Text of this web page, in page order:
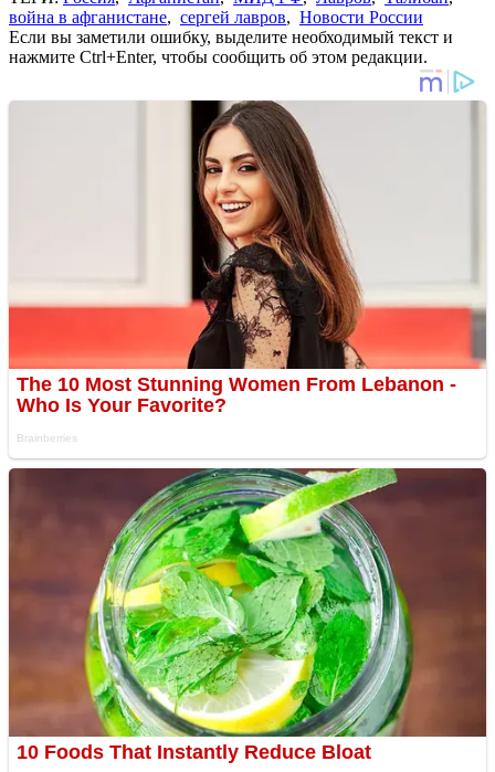
война в афганистане, сергей лавров, Новости России
Если вы заметили ошибку, выделите необходимый текст и
нажмите Ctrl+Enter, чтобы сообщить об этом редакции.